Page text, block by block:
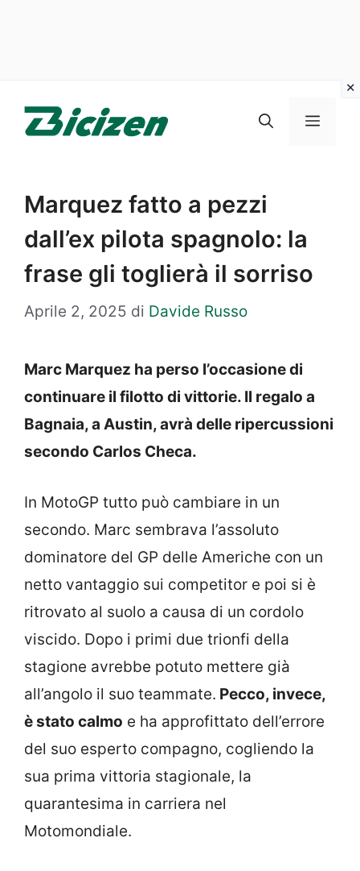
Menu
Marquez fatto a pezzi
dall’ex pilota spagnolo: la
frase gli toglierà il sorriso
Aprile 2, 2025 di Davide Russo
Marc Marquez ha perso l’occasione di
continuare il filotto di vittorie. Il regalo a
Bagnaia, a Austin, avrà delle ripercussioni
secondo Carlos Checa.
In MotoGP tutto può cambiare in un
secondo. Marc sembrava l’assoluto
dominatore del GP delle Americhe con un
netto vantaggio sui competitor e poi si è
ritrovato al suolo a causa di un cordolo
viscido. Dopo i primi due trionfi della
stagione avrebbe potuto mettere già
all’angolo il suo teammate. Pecco, invece,
è stato calmo e ha approfittato dell’errore
del suo esperto compagno, cogliendo la
sua prima vittoria stagionale, la
quarantesima in carriera nel
Motomondiale.